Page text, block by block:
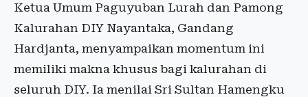
Ketua Umum Paguyuban Lurah dan Pamong
Kalurahan DIY Nayantaka, Gandang
Hardjanta, menyampaikan momentum ini
memiliki makna khusus bagi kalurahan di
seluruh DIY. Ia menilai Sri Sultan Hamengku